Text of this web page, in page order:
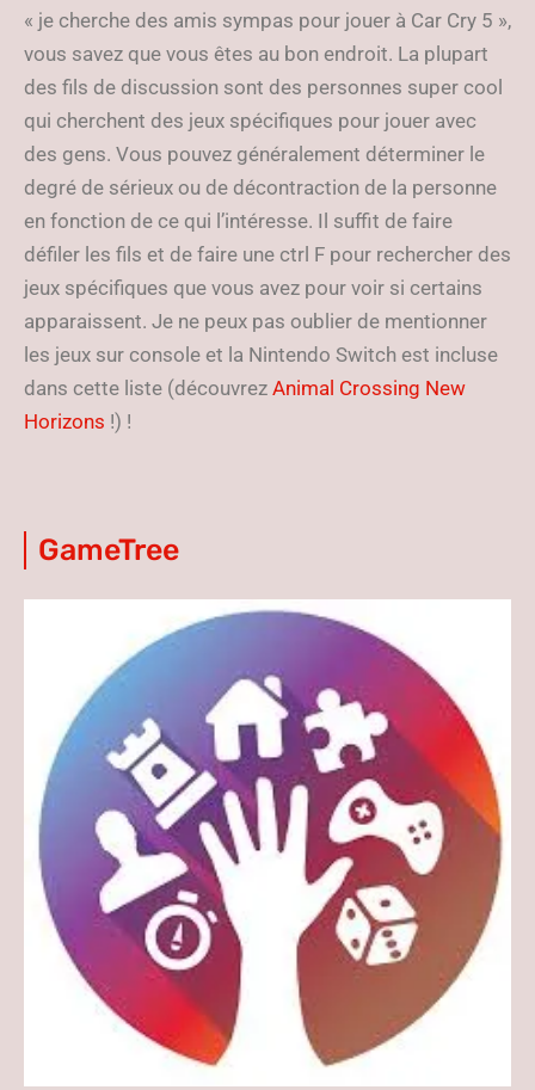
« je cherche des amis sympas pour jouer à Car Cry 5 »,
vous savez que vous êtes au bon endroit. La plupart
des fils de discussion sont des personnes super cool
qui cherchent des jeux spécifiques pour jouer avec
des gens. Vous pouvez généralement déterminer le
degré de sérieux ou de décontraction de la personne
en fonction de ce qui l’intéresse. Il suffit de faire
défiler les fils et de faire une ctrl F pour rechercher des
jeux spécifiques que vous avez pour voir si certains
apparaissent. Je ne peux pas oublier de mentionner
les jeux sur console et la Nintendo Switch est incluse
dans cette liste (découvrez Animal Crossing New
Horizons !) !
GameTree